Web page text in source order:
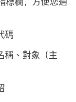
碼
稱、對象（主